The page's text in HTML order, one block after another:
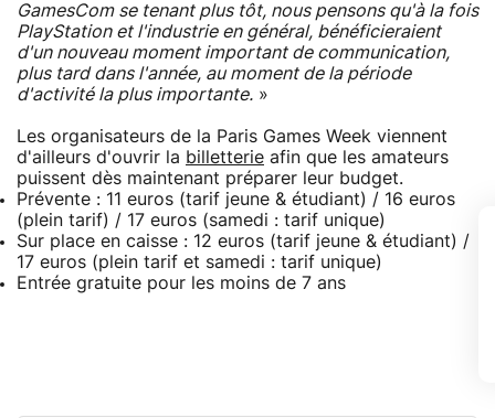
GamesCom se tenant plus tôt, nous pensons qu'à la fois
PlayStation et l'industrie en général, bénéficieraient
d'un nouveau moment important de communication,
plus tard dans l'année, au moment de la période
d'activité la plus importante. »
Les organisateurs de la Paris Games Week viennent
d'ailleurs d'ouvrir la billetterie afin que les amateurs
puissent dès maintenant préparer leur budget.
Prévente : 11 euros (tarif jeune & étudiant) / 16 euros
(plein tarif) / 17 euros (samedi : tarif unique)
Sur place en caisse : 12 euros (tarif jeune & étudiant) /
17 euros (plein tarif et samedi : tarif unique)
Entrée gratuite pour les moins de 7 ans